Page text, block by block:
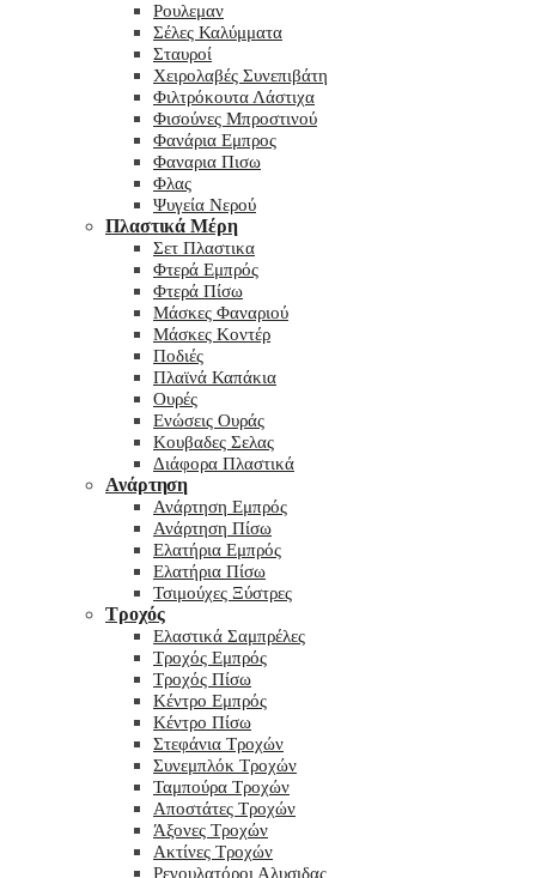
Ρουλεμαν
Σέλες Καλύμματα
Σταυροί
Χειρολαβές Συνεπιβάτη
Φιλτρόκουτα Λάστιχα
Φισούνες Μπροστινού
Φανάρια Εμπρος
Φαναρια Πισω
Φλας
Ψυγεία Νερού
Πλαστικά Μέρη
Σετ Πλαστικα
Φτερά Εμπρός
Φτερά Πίσω
Μάσκες Φαναριού
Μάσκες Κοντέρ
Ποδιές
Πλαϊνά Καπάκια
Ουρές
Ενώσεις Ουράς
Κουβαδες Σελας
Διάφορα Πλαστικά
Ανάρτηση
Ανάρτηση Εμπρός
Ανάρτηση Πίσω
Ελατήρια Εμπρός
Ελατήρια Πίσω
Τσιμούχες Ξύστρες
Τροχός
Ελαστικά Σαμπρέλες
Τροχός Εμπρός
Τροχός Πίσω
Κέντρο Εμπρός
Κέντρο Πίσω
Στεφάνια Τροχών
Συνεμπλόκ Τροχών
Ταμπούρα Τροχών
Αποστάτες Τροχών
Άξονες Τροχών
Ακτίνες Τροχών
Ρεγουλατόροι Αλυσιδας